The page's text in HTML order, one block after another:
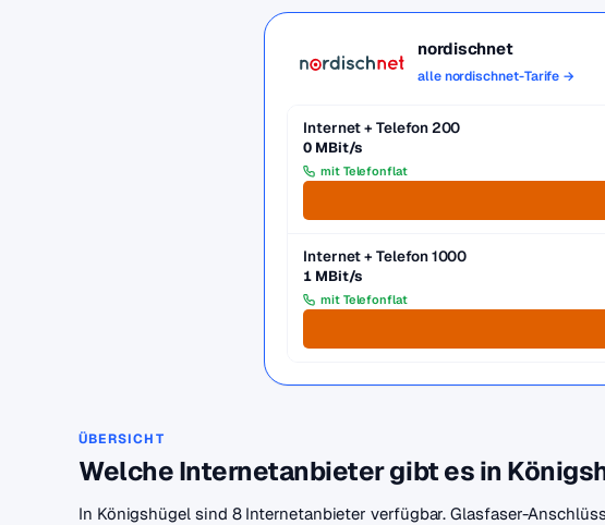
nordischnet
alle nordischnet-Tarife →
Internet + Telefon 200
0 MBit/s
mit Telefonflat
Internet + Telefon 1000
1 MBit/s
mit Telefonflat
ÜBERSICHT
Welche Internetanbieter gibt es in
In Königshügel sind 8 Internetanbieter verfügbar. Glasfaser-